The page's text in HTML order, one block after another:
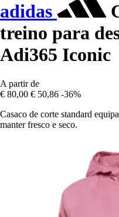
adidas
treino para
Adi365 Iconic
A partir de
€ 80,00 € 50,86 -36%
Casaco de corte standard
manter fresco e seco.